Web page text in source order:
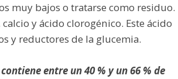
muy bajos o tratarse como residuo.
y ácido clorogénico. Este ácido
y reductores de la glucemia.
entre un 40 % y un 66 % de